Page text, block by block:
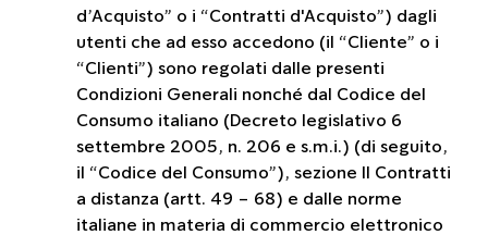
d’Acquisto” o i “Contratti d'Acquisto”) dagli
utenti che ad esso accedono (il “Cliente” o i
“Clienti”) sono regolati dalle presenti
Condizioni Generali nonché dal Codice del
Consumo italiano (Decreto legislativo 6
settembre 2005, n. 206 e s.m.i.) (di seguito,
il “Codice del Consumo”), sezione II Contratti
a distanza (artt. 49 – 68) e dalle norme
italiane in materia di commercio elettronico